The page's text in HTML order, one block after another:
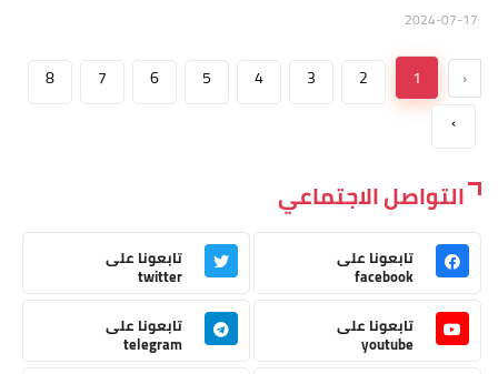
‹
1
2
3
4
5
6
7
8
›
التواصل الاجتماعي
تابعونا على
facebook
تابعونا على
twitter
تابعونا على
youtube
تابعونا على
telegram